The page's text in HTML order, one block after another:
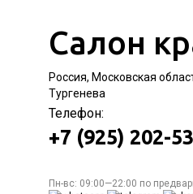
Салон
Россия, Московская
Тургенева
Телефон:
+7 (925) 202-
Пн-вс: 09:00—22:00 по